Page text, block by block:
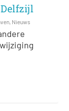
, Nieuws